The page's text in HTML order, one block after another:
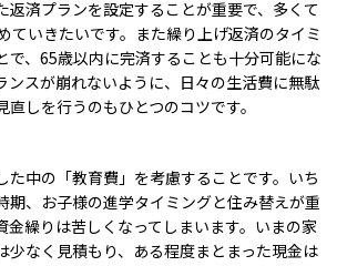
返済プランを設定することが重要で、多くて
ていきたいです。また繰り上げ返済のタイミ
で、65歳以内に完済することも十分可能にな
ンスが崩れないように、日々の生活費に無駄
しを行うのもひとつのコツです。
た中の「教育費」を考慮することです。いち
期、お子様の進学タイミングと住み替えが重
金繰りは苦しくなってしまいます。いまの家
少なく見積もり、ある程度まとまった現金は